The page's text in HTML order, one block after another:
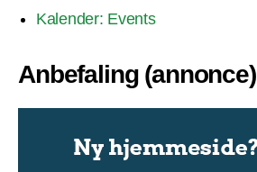
Kalender: Events
Anbefaling (annonce)